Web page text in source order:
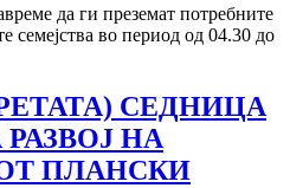
да ги преземат потребните
семејства во период од 04.30 до
СЕДНИЦА
НА
ПЛАНСКИ